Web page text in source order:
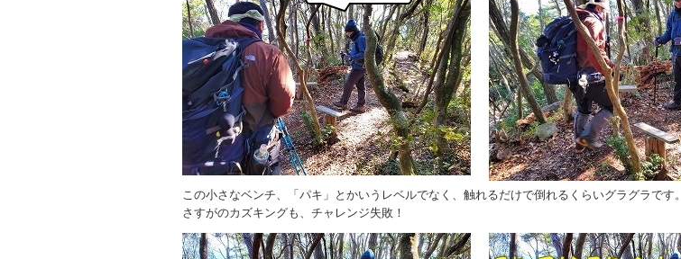
この小さなベンチ、「パキ」とかいうレベルでなく、触れるだけで倒れるくらいグラグラです。
さすがのカズキングも、チャレンジ失敗！